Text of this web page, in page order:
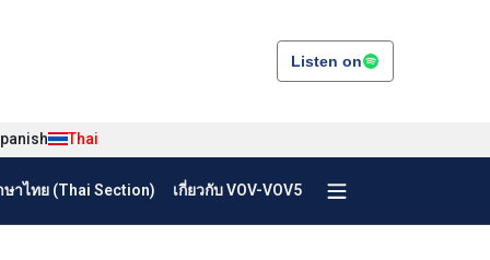
Listen on
Thai
าไทย (Thai Section) เกี่ยวกับ VOV-VOV5